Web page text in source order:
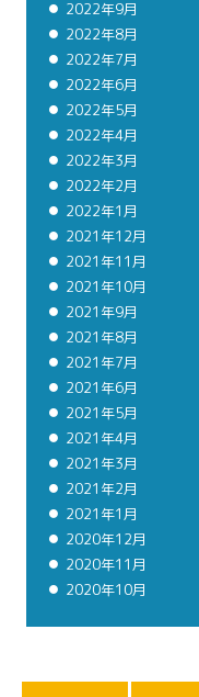
2022年9月
2022年8月
2022年7月
2022年6月
2022年5月
2022年4月
2022年3月
2022年2月
2022年1月
2021年12月
2021年11月
2021年10月
2021年9月
2021年8月
2021年7月
2021年6月
2021年5月
2021年4月
2021年3月
2021年2月
2021年1月
2020年12月
2020年11月
2020年10月